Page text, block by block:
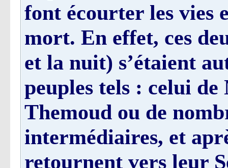
font écourter les vies
mort. En effet, ces
et la nuit) s’étaient
peuples tels : celui de
Themoud ou de
intermédiaires, et
retournent vers leur